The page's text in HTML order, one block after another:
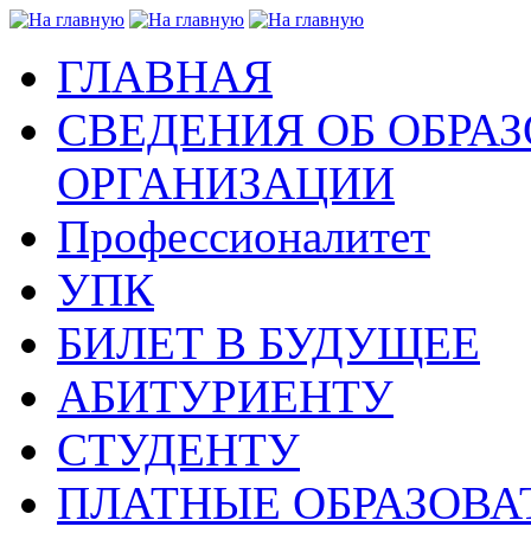
ГЛАВНАЯ
СВЕДЕНИЯ ОБ
ОРГАНИЗАЦИИ
Профессионалитет
УПК
БИЛЕТ В БУДУЩЕЕ
АБИТУРИЕНТУ
СТУДЕНТУ
ПЛАТНЫЕ